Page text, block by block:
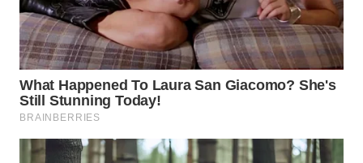
WAHANA
PERSONA
WAHANA
OTOMOTIF
WAHANA